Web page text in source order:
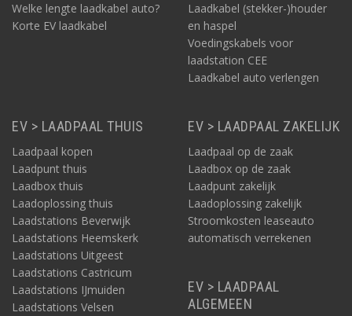
Welke lengte laadkabel auto?
Korte EV laadkabel
Laadkabel (stekker-)houder
en haspel
Voedingskabels voor
laadstation CEE
Laadkabel auto verlengen
EV > LAADPAAL THUIS
Laadpaal kopen
Laadpunt thuis
Laadbox thuis
Laadoplossing thuis
Laadstations Beverwijk
Laadstations Heemskerk
Laadstations Uitgeest
Laadstations Castricum
Laadstations IJmuiden
Laadstations Velsen
EV > LAADPAAL ZAKELIJK
Laadpaal op de zaak
Laadbox op de zaak
Laadpunt zakelijk
Laadoplossing zakelijk
Stroomkosten leaseauto
automatisch verrekenen
EV > LAADPAAL
ALGEMEEN